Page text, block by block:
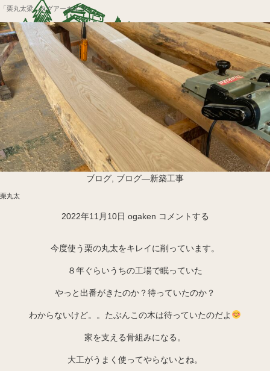
「栗丸太梁」タグアーカイブ
ブログ ブログ―新築工事
栗丸太
2022年11月10日 ogaken コメントする
今度使う栗の丸太をキレイに削っています。
８年ぐらいうちの工場で眠っていた
やっと出番がきたのか？待っていたのか？
わからないけど。。たぶんこの木は待っていたのだよ
家を支える骨組みになる。
大工がうまく使ってやらないとね。